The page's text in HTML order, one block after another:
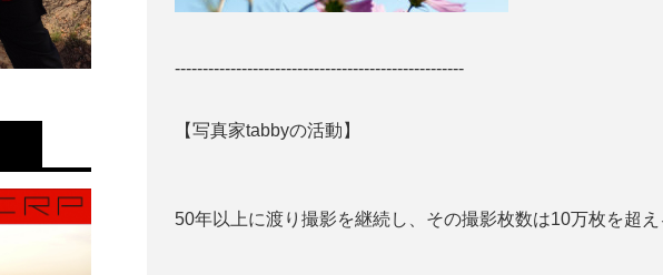
----------------------------------------------------
【写真家tabbyの活動】
50年以上に渡り撮影を継続し、その撮影枚数は10万枚を超